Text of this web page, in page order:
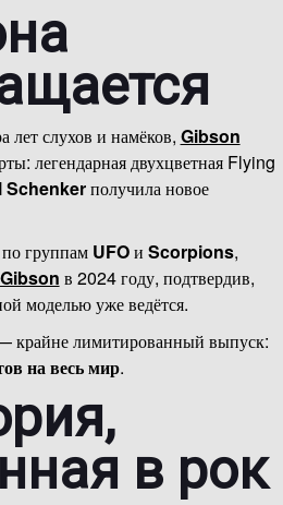
лет слухов и намёков, Gibson
легендарная двухцветная Flying
Schenkerполучила новое
группам UFOи Scorpions,
Gibson в 2024 году, подтвердив,
моделью уже ведётся.
крайне лимитированный выпуск:
на весь мир.
в рок